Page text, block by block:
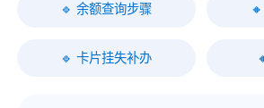
🔹 余额查询步骤
🔹 卡片挂失补办